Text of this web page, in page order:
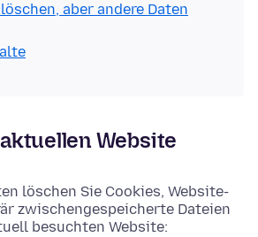
aber andere Daten
Website
löschen Sie Cookies, Website-
zwischengespeicherte Dateien
besuchten Website: